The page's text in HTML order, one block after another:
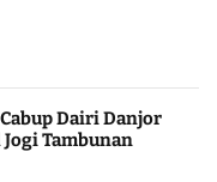
Dairi Danjor
Tambunan